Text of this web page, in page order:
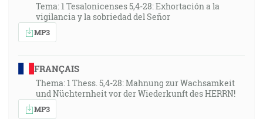
Tema: 1 Tesalonicenses 5,4-28: Exhortación a la
vigilancia y la sobriedad del Señor
MP3
FRANÇAIS
Thema: 1 Thess. 5,4-28: Mahnung zur Wachsamkeit
und Nüchternheit vor der Wiederkunft des HERRN!
MP3